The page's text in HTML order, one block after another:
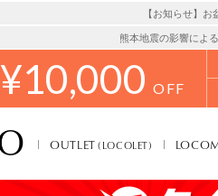
【お知らせ】
熊本地震の影響によ
¥10,000 OFF
OUTLET(LOCOLET)